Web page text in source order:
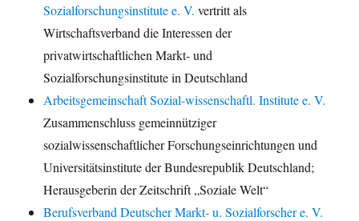
Sozialforschungsinstitute e. V. vertritt als
Wirtschaftsverband die Interessen der
privatwirtschaftlichen Markt- und
Sozialforschungsinstitute in Deutschland
Arbeitsgemeinschaft Sozial-wissenschaftl. Institute e. V.
Zusammenschluss gemeinnütziger
sozialwissenschaftlicher Forschungseinrichtungen und
Universitätsinstitute der Bundesrepublik Deutschland;
Herausgeberin der Zeitschrift „Soziale Welt“
Berufsverband Deutscher Markt- u. Sozialforscher e. V.